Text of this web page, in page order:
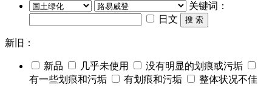
关键词：
日文
搜 索
新旧：
新品 几乎未使用
没有明显的划痕或污垢
有一些划痕和污垢
有划痕和污垢 整体状况不佳